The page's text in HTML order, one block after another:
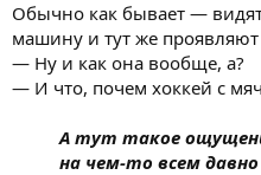
Обычно как бывает —
машину и тут же проявляют
— Ну и как она вообще, а?
— И что, почем хоккей с
А тут такое
на чем-то всем